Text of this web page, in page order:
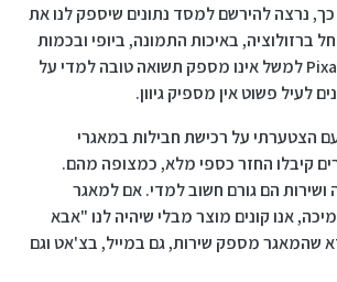
נרצה להירשם למסד נתונים שיספק לנו את
ברזולוציה, באיכות התמונה, ביופי ובכמות
האפשרויות. אתר Pixabay למשל אינו מספק תשואה טובה למדי על
לעיל פשוט אין מספיק גיוון.
הצטערתי על רכישת חבילות במאגרי
קיבלו החזר כספי מלא, כמצופה מהם.
הם גורם חשוב למדי. אם למאגר
אנו קונים מוצר מבלי שיהיה לנו "אבא
שהמאגר מספק שירות, גם במייל, בצ'אט וגם